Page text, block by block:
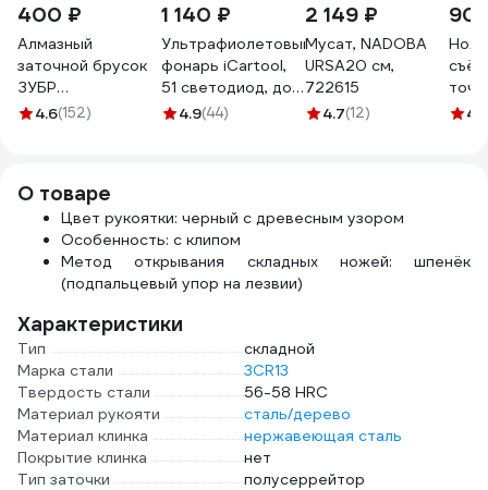
400 ₽
Алмазный
заточной брусок
ЗУБР
Профессионал
35715-03_z01
4.6(152)
1 140 ₽
Ультрафиолетовый
фонарь iCartool,
51 светодиод, до
6 часов работы,
4.9(44)
2 149 ₽
Мусат, NADOBA
URSA20 см,
722615
4.7(12) 4.9
О товаре
Цвет рукоятки: черный с древесным узором
Особенность: с клипом
Метод открывания складных ножей: шпенёк
(подпальцевый упор на лезвии)
Характеристики
Тип
складной
Марка стали
3CR13
Твердость стали
56-58 HRC
Материал рукояти
сталь/дерево
Материал клинка
нержавеющая сталь
Покрытие клинка
нет
Тип заточки
полусеррейтор